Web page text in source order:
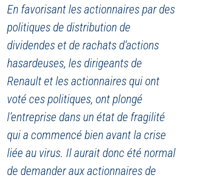
En favorisant les actionnaires par des
politiques de distribution de
dividendes et de rachats d’actions
hasardeuses, les dirigeants de
Renault et les actionnaires qui ont
voté ces politiques, ont plongé
l’entreprise dans un état de fragilité
qui a commencé bien avant la crise
liée au virus. Il aurait donc été normal
de demander aux actionnaires de